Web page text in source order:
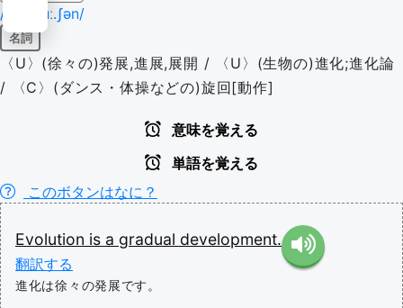
/ˌiː.vəˈluː.ʃən/
名詞
〈U〉(徐々の)発展,進展,展開 / 〈U〉(生物の)進化;進化論
/ 〈C〉(ダンス・体操などの)旋回[動作]
意味を覚える
単語を覚える
このボタンはなに？
Evolution is a gradual development.
翻訳する
進化は徐々の発展です。